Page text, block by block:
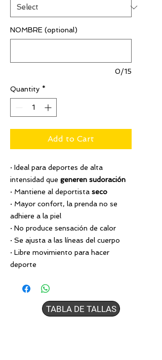
NOMBRE (optional)
0/15
Quantity *
Add to Cart
· Ideal para deportes de alta
intensidad que generen sudoración
· Mantiene al deportista seco
· Mayor confort, la prenda no se
adhiere a la piel
· No produce sensación de calor
· Se ajusta a las líneas del cuerpo
· Libre movimiento para hacer
deporte
TABLA DE TALLAS